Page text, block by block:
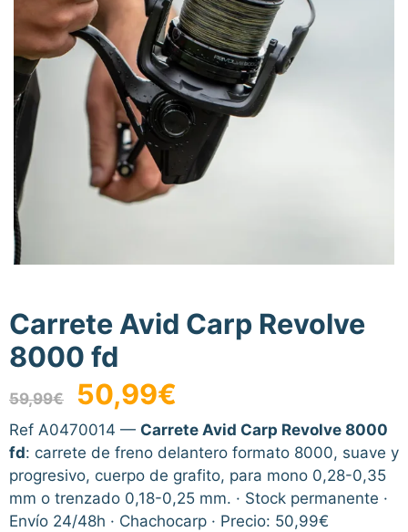
Carrete Avid Carp Revolve
8000 fd
59,99€
El
precio
original
era:
59,99€.
50,99€
actual
es:
50,99€.
Ref A0470014 — Carrete Avid Carp Revolve 8000
fd: carrete de freno delantero formato 8000, suave y
progresivo, cuerpo de grafito, para mono 0,28-0,35
mm o trenzado 0,18-0,25 mm. · Stock permanente ·
Envío 24/48h · Chachocarp · Precio: 50,99€